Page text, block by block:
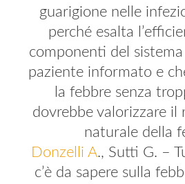
guarigione nelle
perché esalta
componenti del sistema
paziente informato e
la febbre senza
dovrebbe valorizzare il
naturale della
Donzelli A., Sutti G. –
c’è da sapere sulla